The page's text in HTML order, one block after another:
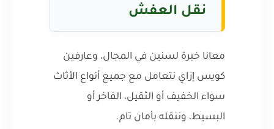
نقل العفش
معانا خبرة لسنين في المجال، وعارفين
كويس إزاي نتعامل مع جميع أنواع الأثاث
سواء الخفيف أو الثقيل، الفاخر أو
البسيط، وننقله بأمان تام.